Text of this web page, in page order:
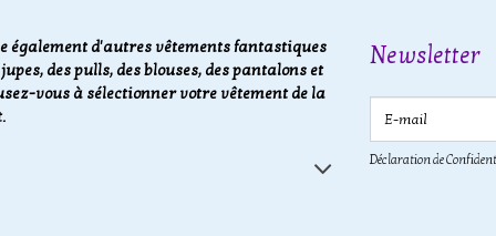
également d'autres vêtements fantastiques
des pulls, des blouses, des pantalons et
vous à sélectionner votre vêtement de la
Newsletter
E-mail
Déclaration de